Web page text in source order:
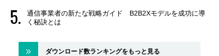
通信事業者の新たな戦略ガイド B2B2Xモデルを成功に導
く秘訣とは
ダウンロード数ランキングをもっと見る